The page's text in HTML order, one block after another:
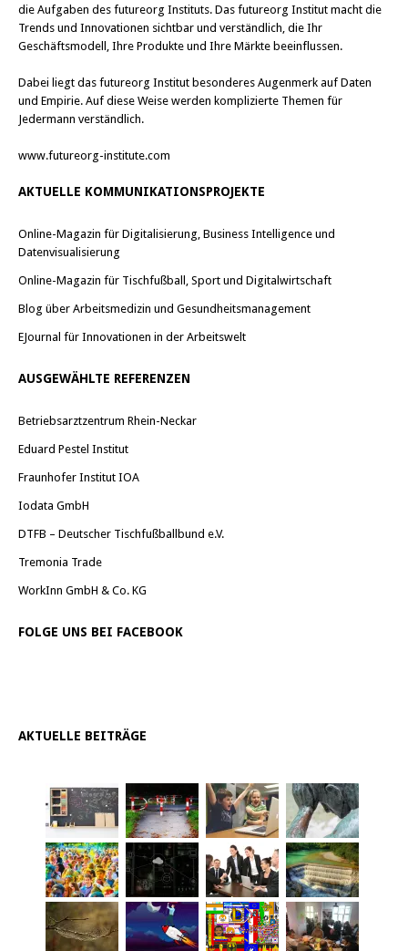
die Aufgaben des futureorg Instituts. Das futureorg Institut macht die
Trends und Innovationen sichtbar und verständlich, die Ihr
Geschäftsmodell, Ihre Produkte und Ihre Märkte beeinflussen.
Dabei liegt das futureorg Institut besonderes Augenmerk auf Daten
und Empirie. Auf diese Weise werden komplizierte Themen für
Jedermann verständlich.
www.futureorg-institute.com
AKTUELLE KOMMUNIKATIONSPROJEKTE
Online-Magazin für Digitalisierung, Business Intelligence und
Datenvisualisierung
Online-Magazin für Tischfußball, Sport und Digitalwirtschaft
Blog über Arbeitsmedizin und Gesundheitsmanagement
EJournal für Innovationen in der Arbeitswelt
AUSGEWÄHLTE REFERENZEN
Betriebsarztzentrum Rhein-Neckar
Eduard Pestel Institut
Fraunhofer Institut IOA
Iodata GmbH
DTFB – Deutscher Tischfußballbund e.V.
Tremonia Trade
WorkInn GmbH & Co. KG
FOLGE UNS BEI FACEBOOK
AKTUELLE BEITRÄGE